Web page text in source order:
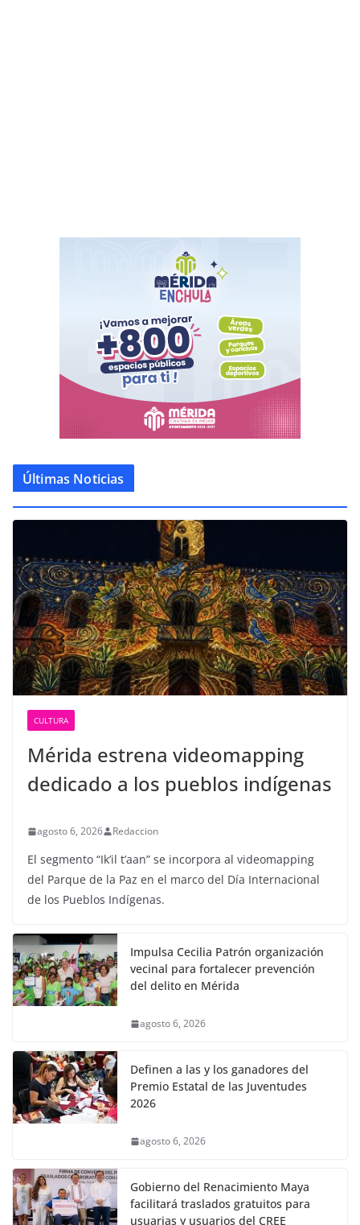
Últimas Noticias
CULTURA
Mérida estrena videomapping
dedicado a los pueblos indígenas
agosto 6, 2026 Redaccion
El segmento “Ik’il t’aan” se incorpora al videomapping
del Parque de la Paz en el marco del Día Internacional
de los Pueblos Indígenas.
Impulsa Cecilia Patrón organización
vecinal para fortalecer prevención
del delito en Mérida
agosto 6, 2026
Definen a las y los ganadores del
Premio Estatal de las Juventudes
2026
agosto 6, 2026
Gobierno del Renacimiento Maya
facilitará traslados gratuitos para
usuarias y usuarios del CREE